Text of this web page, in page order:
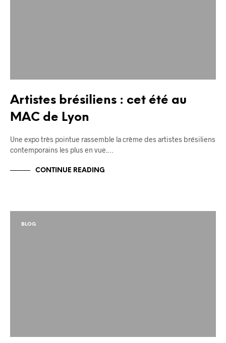
Artistes brésiliens : cet été au
MAC de Lyon
Une expo très pointue rassemble la crème des artistes brésiliens
contemporains les plus en vue.…
CONTINUE READING
BLOG